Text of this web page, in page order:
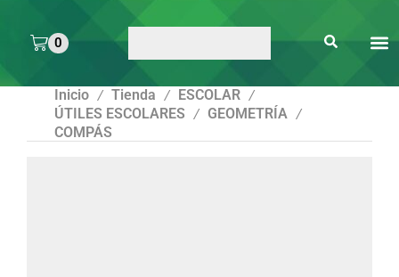
0
Inicio / Tienda / ESCOLAR /
ÚTILES ESCOLARES / GEOMETRÍA /
COMPÁS